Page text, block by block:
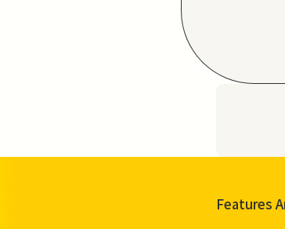
Features
一覧を見る